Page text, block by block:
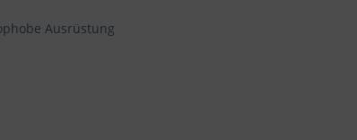
Ausrüstung